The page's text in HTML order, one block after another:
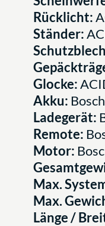
Rücklicht:
Ständer:
Glocke:
Akku:
Ladegerät:
Remote:
Motor:
Max.
Max.
Länge /